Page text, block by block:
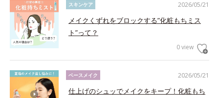
2026/05/21
スキンケア
メイクくずれをブロックする”化粧もちミス
ト”って？
0 view
2026/05/21
ベースメイク
仕上げのシュッでメイクをキープ！化粧もち